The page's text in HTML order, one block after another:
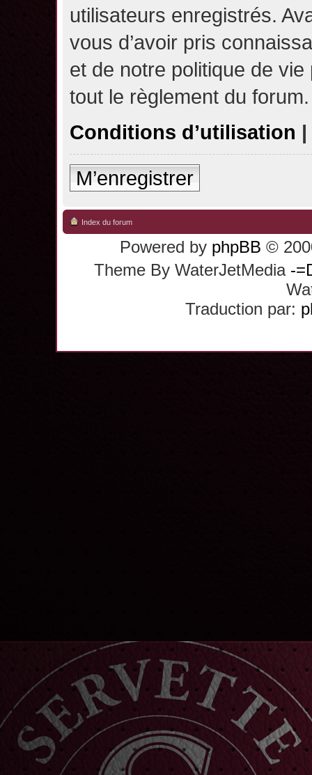
utilisateurs enregistrés.
vous d’avoir pris
et de notre politique de
tout le règlement du forum.
Conditions d’utilisation |
M’enregistrer
Index du forum
Powered by phpBB ©
Theme By WaterJetMedia -
Traduction par: